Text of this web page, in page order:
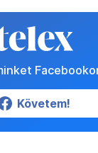
Követem!